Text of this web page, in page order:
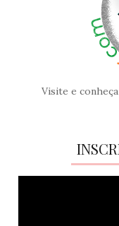
Visite e